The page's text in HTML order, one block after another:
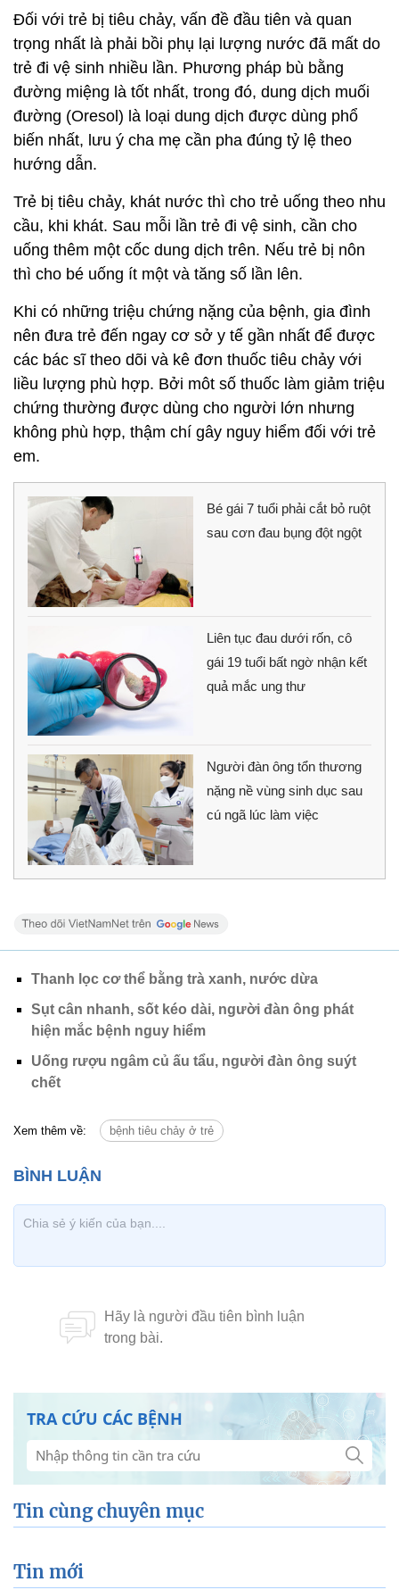
Đối với trẻ bị tiêu chảy, vấn đề đầu tiên và quan
trọng nhất là phải bồi phụ lại lượng nước đã mất do
trẻ đi vệ sinh nhiều lần. Phương pháp bù bằng
đường miệng là tốt nhất, trong đó, dung dịch muối
đường (Oresol) là loại dung dịch được dùng phổ
biến nhất, lưu ý cha mẹ cần pha đúng tỷ lệ theo
hướng dẫn.
Trẻ bị tiêu chảy, khát nước thì cho trẻ uống theo nhu
cầu, khi khát. Sau mỗi lần trẻ đi vệ sinh, cần cho
uống thêm một cốc dung dịch trên. Nếu trẻ bị nôn
thì cho bé uống ít một và tăng số lần lên.
Khi có những triệu chứng nặng của bệnh, gia đình
nên đưa trẻ đến ngay cơ sở y tế gần nhất để được
các bác sĩ theo dõi và kê đơn thuốc tiêu chảy với
liều lượng phù hợp. Bởi môt số thuốc làm giảm triệu
chứng thường được dùng cho người lớn nhưng
không phù hợp, thậm chí gây nguy hiểm đối với trẻ
em.
Bé gái 7 tuổi phải cắt bỏ ruột
sau cơn đau bụng đột ngột
Liên tục đau dưới rốn, cô
gái 19 tuổi bất ngờ nhận kết
quả mắc ung thư
Người đàn ông tổn thương
nặng nề vùng sinh dục sau
cú ngã lúc làm việc
Thanh lọc cơ thể bằng trà xanh, nước dừa
Sụt cân nhanh, sốt kéo dài, người đàn ông phát
hiện mắc bệnh nguy hiểm
Uống rượu ngâm củ ấu tẩu, người đàn ông suýt
chết
Xem thêm về: bệnh tiêu chảy ở trẻ
TRA CỨU CÁC BỆNH
Tin cùng chuyên mục
Tin mới